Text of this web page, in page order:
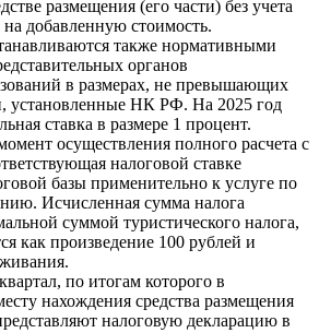
размещения (его части) без учета
добавленную стоимость.
также нормативными
органов
в размерах, не превышающих
установленные НК РФ. На 2025 год
ставка в размере 1 процент.
осуществления полного расчета с
налоговой ставке
базы применительно к услуге по
Исчисленная сумма налога
суммой туристического налога,
как произведение 100 рублей и
по итогам которого в
нахождения средства размещения
налоговую декларацию в